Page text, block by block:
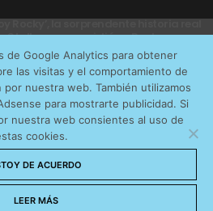
Rocky’, la sorprendente historia real
Stallone se convirtió en Rocky
POLÍTICA DE COOKIES
DE PRIVACIDAD
Designed by
de Google Analytics para obtener
las visitas y el comportamiento de
por nuestra web. También utilizamos
para mostrarte publicidad. Si
nuestra web consientes al uso de
cookies.
DE ACUERDO
LEER MÁS
y conocer los servicios que
cambiar las preferencias y
sobre las cookies que
de cookies
cookies
permitir cookies